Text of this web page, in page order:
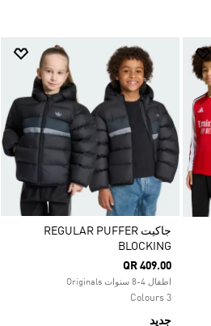
جاكيت REGULAR PUFFER
BLOCKING
QR 409.00
اطفال 4-8 سنوات Originals
3 Colours
جديد